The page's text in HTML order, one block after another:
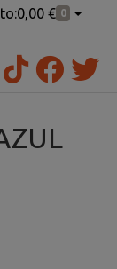
0,00 € 0